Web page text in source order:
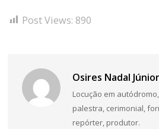
Post Views: 890
Osires Nadal Júnior
Locução em
palestra, cerimonial,
repórter, produtor.